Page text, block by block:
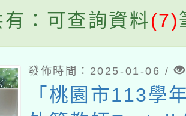
術研究院辦理「
優單位及節水達
8月22日(星期六
市孔廟祈福系列
慧啟航」
年桃園地景藝術
有：可查詢資料(7)
發佈時間：2025-01-06 /
「桃園市113學